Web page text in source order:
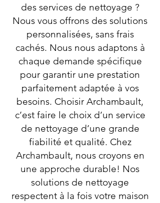
des services de nettoyage ?
Nous vous offrons des solutions
personnalisées, sans frais
cachés. Nous nous adaptons à
chaque demande spécifique
pour garantir une prestation
parfaitement adaptée à vos
besoins. Choisir Archambault,
c’est faire le choix d’un service
de nettoyage d’une grande
fiabilité et qualité. Chez
Archambault, nous croyons en
une approche durable! Nos
solutions de nettoyage
respectent à la fois votre maison